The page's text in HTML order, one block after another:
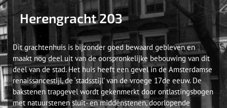
Herengracht 203
Dit grachtenhuis is bijzonder goed bewaard gebleven en
maakt nog deel uit van de oorspronkelijke bebouwing van dit
deel van de stad. Het huis heeft een gevel in de Amsterdamse
renaissancestijl, de ‘stadsstijl’ van de vroege 17de eeuw. De
bakstenen trapgevel wordt gekenmerkt door ontlastingsbogen
met natuurstenen sluit- en middenstenen, doorlopende